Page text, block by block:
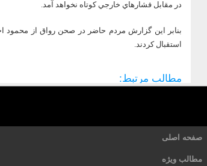
در مقابل فشارهاي خارجي کوتاه نخواهد آمد.
بنابر اين گزارش مردم حاضر در صحن رواق از محمود
استقبال کردند.
مطالب مرتبط:
صفحه اصلی
مطالب ویژه